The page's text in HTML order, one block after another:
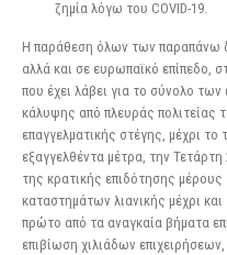
ζημία λόγω του COVID-19.
Η παράθεση όλων των παραπάνω
αλλά και σε ευρωπαϊκό επίπεδο,
που έχει λάβει για το σύνολο
κάλυψης από πλευράς πολιτείας
επαγγελματικής στέγης, μέχρι
εξαγγελθέντα μέτρα, την
της κρατικής επιδότησης
καταστημάτων λιανικής μέχρι και
πρώτο από τα αναγκαία βήματα
επιβίωση χιλιάδων